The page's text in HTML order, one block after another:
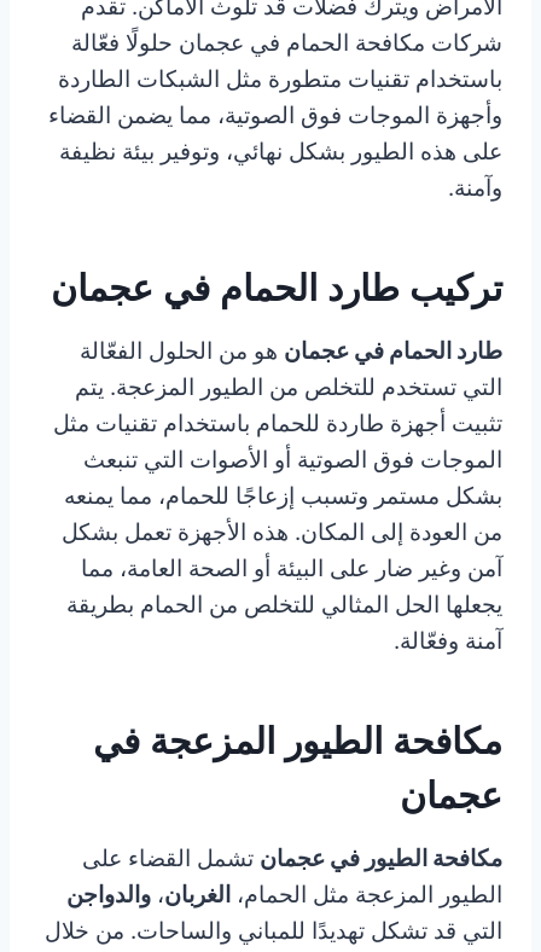
الأمراض ويترك فضلات قد تلوث الأماكن. تقدم
شركات مكافحة الحمام في عجمان حلولًا فعّالة
باستخدام تقنيات متطورة مثل الشبكات الطاردة
وأجهزة الموجات فوق الصوتية، مما يضمن القضاء
على هذه الطيور بشكل نهائي، وتوفير بيئة نظيفة
وآمنة.
تركيب طارد الحمام في عجمان
طارد الحمام في عجمان هو من الحلول الفعّالة
التي تستخدم للتخلص من الطيور المزعجة. يتم
تثبيت أجهزة طاردة للحمام باستخدام تقنيات مثل
الموجات فوق الصوتية أو الأصوات التي تنبعث
بشكل مستمر وتسبب إزعاجًا للحمام، مما يمنعه
من العودة إلى المكان. هذه الأجهزة تعمل بشكل
آمن وغير ضار على البيئة أو الصحة العامة، مما
يجعلها الحل المثالي للتخلص من الحمام بطريقة
آمنة وفعّالة.
مكافحة الطيور المزعجة في
عجمان
مكافحة الطيور في عجمان تشمل القضاء على
الطيور المزعجة مثل الحمام، الغربان، والدواجن
التي قد تشكل تهديدًا للمباني والساحات. من خلال